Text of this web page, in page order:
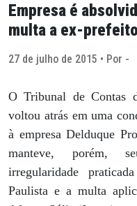
Empresa é
multa a ex-prefeito
27 de julho de 2015 • Por -
O Tribunal de Contas
voltou atrás em uma
à empresa Delduque
manteve, porém,
irregularidade
Paulista e a multa